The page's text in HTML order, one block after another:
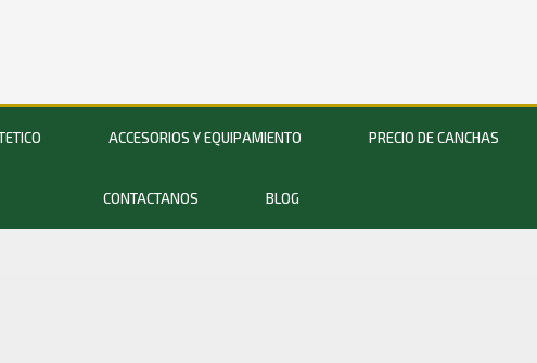
ACCESORIOS Y EQUIPAMIENTO PRECIO DE CANCHAS
CONTACTANOS BLOG